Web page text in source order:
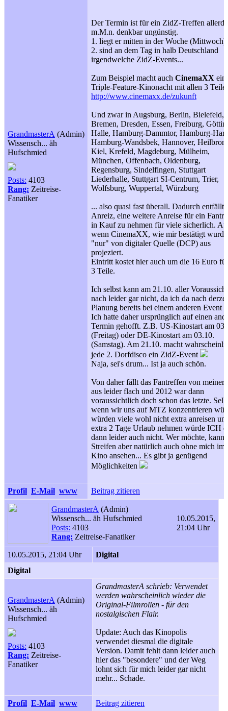
GrandmasterA (Admin)
Wissensch... äh
Hufschmied
Posts: 4103
Rang: Zeitreise-
Fanatiker
Der Termin ist für ein ZidZ-Treffen
m.M.n. denkbar ungünstig.
1. liegt er mitten in der Woche (Mittwoch)
2. sind an dem Tag in halb Deutschland
irgendwelche ZidZ-Events...
Zum Beispiel macht auch CinemaXX
Triple-Feature-Kinonacht mit allen 3
http://www.cinemaxx.de/zukunft
Und zwar in Augsburg, Berlin, Bielefeld,
Bremen, Dresden, Essen, Freiburg,
Halle, Hamburg-Dammtor, Hamburg-
Hamburg-Wandsbek, Hannover,
Kiel, Krefeld, Magdeburg, Mülheim,
München, Offenbach, Oldenburg,
Regensburg, Sindelfingen, Stuttgart
Liederhalle, Stuttgart SI-Centrum, Trier,
Wolfsburg, Wuppertal, Würzburg
... also quasi fast überall. Dadurch entfällt
Anreiz, eine weitere Anreise für ein
in Kauf zu nehmen für viele sicherlich.
wenn CinemaXX, wie mir bestätigt
"nur" von digitaler Quelle (DCP) aus
projeziert.
Eintritt kostet hier auch um die 16 Euro
3 Teile.
Ich selbst kann am 21.10. aller Voraussicht
nach leider gar nicht, da ich da nach
Planung bereits bei einem anderen Event
Ich hatte daher ursprünglich auf einen
Termin gehofft. Z.B. US-Kinostart am
(Freitag) oder DE-Kinostart am 03.10.
(Samstag). Am 21.10. macht
jede 2. Dorfdisco ein ZidZ-Event
Naja, sei's drum... Ist ja auch schön.
Von daher fällt das Fantreffen von meiner
aus leider flach und 2012 war dann
voraussichtlich doch schon das letzte.
wenn wir uns auf MTZ konzentrieren
würden viele wohl nicht extra anreisen
extra 2 Tage Urlaub nehmen würde ICH
dann leider auch nicht. Wer möchte, kann
Streifen aber natürlich auch ohne mich im
Kino ansehen... Es gibt ja genügend
Möglichkeiten
Profil E-Mail www Beitrag zitieren
GrandmasterA (Admin)
Wissensch... äh Hufschmied
Posts: 4103
Rang: Zeitreise-Fanatiker
10.05.2015,
21:04 Uhr
10.05.2015, 21:04 Uhr
Digital
Digital
GrandmasterA (Admin)
Wissensch... äh
Hufschmied
Posts: 4103
Rang: Zeitreise-
Fanatiker
GrandmasterA schrieb: Verwendet
werden wahrscheinlich wieder die
Original-Filmrollen - für den
nostalgischen Flair.
Update: Auch das Kinopolis
verwendet diesmal die digitale
Version. Damit fehlt dann leider auch
hier das "besondere" und der Weg
lohnt sich für mich leider gar nicht
mehr... Schade.
Profil E-Mail www Beitrag zitieren